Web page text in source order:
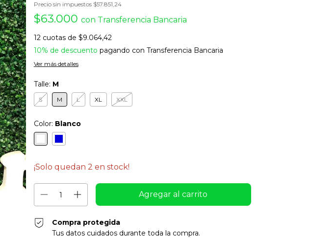
Precio sin impuestos $57.851,24
$63.000 con Transferencia Bancaria
12 cuotas de $9.064,42
10% de descuento pagando con Transferencia Bancaria
Ver más detalles
Talle: M
S M L XL XXL
Color: Blanco
¡Solo quedan 2 en stock!
Compra protegida
Tus datos cuidados durante toda la compra.